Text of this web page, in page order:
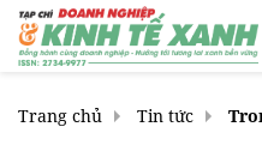
Trang chủ Tin tức